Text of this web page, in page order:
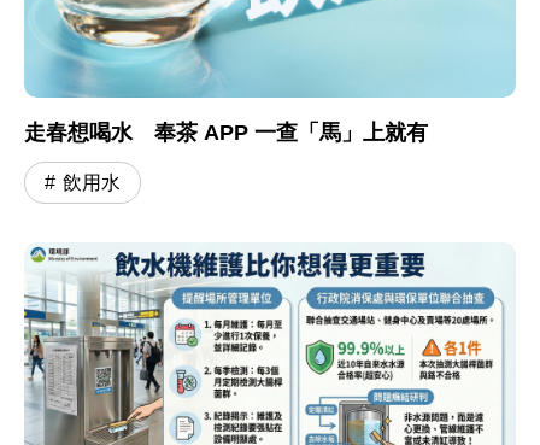
走春想喝水 奉茶 APP 一查「馬」上就有
飲用水